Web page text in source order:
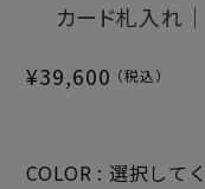
カード札入れ
¥39,600
COLOR 選択して